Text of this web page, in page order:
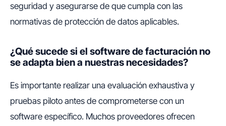
seguridad y asegurarse de que cumpla con las
normativas de protección de datos aplicables.
¿Qué sucede si el software de facturación no
se adapta bien a nuestras necesidades?
Es importante realizar una evaluación exhaustiva y
pruebas piloto antes de comprometerse con un
software específico. Muchos proveedores ofrecen